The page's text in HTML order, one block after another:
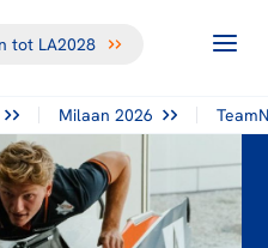
tot LA2028
Milaan 2026